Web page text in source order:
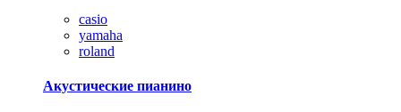
casio
yamaha
roland
Акустические пианино